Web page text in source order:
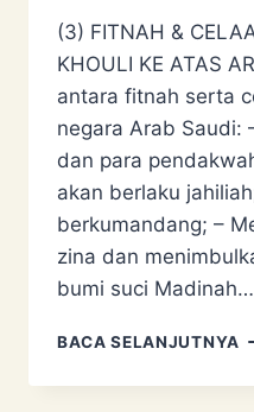
(3) FITNAH &
KHOULI KE ATAS
antara fitnah serta
negara Arab Saudi:
dan para
akan berlaku
berkumandang; –
zina dan
bumi suci Madinah…
BACA SELANJUTNYA
&